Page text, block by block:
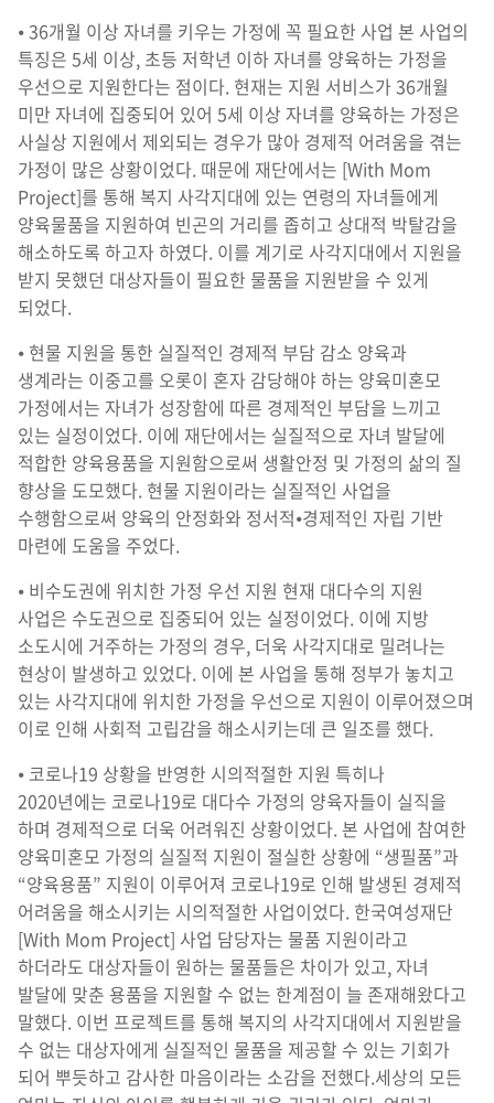
⦁ 36개월 이상 자녀를 키우는 가정에 꼭 필요한 사업 본 사업의
특징은 5세 이상, 초등 저학년 이하 자녀를 양육하는 가정을
우선으로 지원한다는 점이다. 현재는 지원 서비스가 36개월
미만 자녀에 집중되어 있어 5세 이상 자녀를 양육하는 가정은
사실상 지원에서 제외되는 경우가 많아 경제적 어려움을 겪는
가정이 많은 상황이었다. 때문에 재단에서는 [With Mom
Project]를 통해 복지 사각지대에 있는 연령의 자녀들에게
양육물품을 지원하여 빈곤의 거리를 좁히고 상대적 박탈감을
해소하도록 하고자 하였다. 이를 계기로 사각지대에서 지원을
받지 못했던 대상자들이 필요한 물품을 지원받을 수 있게
되었다.
⦁ 현물 지원을 통한 실질적인 경제적 부담 감소 양육과
생계라는 이중고를 오롯이 혼자 감당해야 하는 양육미혼모
가정에서는 자녀가 성장함에 따른 경제적인 부담을 느끼고
있는 실정이었다. 이에 재단에서는 실질적으로 자녀 발달에
적합한 양육용품을 지원함으로써 생활안정 및 가정의 삶의 질
향상을 도모했다. 현물 지원이라는 실질적인 사업을
수행함으로써 양육의 안정화와 정서적⦁경제적인 자립 기반
마련에 도움을 주었다.
⦁ 비수도권에 위치한 가정 우선 지원 현재 대다수의 지원
사업은 수도권으로 집중되어 있는 실정이었다. 이에 지방
소도시에 거주하는 가정의 경우, 더욱 사각지대로 밀려나는
현상이 발생하고 있었다. 이에 본 사업을 통해 정부가 놓치고
있는 사각지대에 위치한 가정을 우선으로 지원이 이루어졌으며
이로 인해 사회적 고립감을 해소시키는데 큰 일조를 했다.
⦁ 코로나19 상황을 반영한 시의적절한 지원 특히나
2020년에는 코로나19로 대다수 가정의 양육자들이 실직을
하며 경제적으로 더욱 어려워진 상황이었다. 본 사업에 참여한
양육미혼모 가정의 실질적 지원이 절실한 상황에 “생필품”과
“양육용품” 지원이 이루어져 코로나19로 인해 발생된 경제적
어려움을 해소시키는 시의적절한 사업이었다. 한국여성재단
[With Mom Project] 사업 담당자는 물품 지원이라고
하더라도 대상자들이 원하는 물품들은 차이가 있고, 자녀
발달에 맞춘 용품을 지원할 수 없는 한계점이 늘 존재해왔다고
말했다. 이번 프로젝트를 통해 복지의 사각지대에서 지원받을
수 없는 대상자에게 실질적인 물품을 제공할 수 있는 기회가
되어 뿌듯하고 감사한 마음이라는 소감을 전했다.세상의 모든